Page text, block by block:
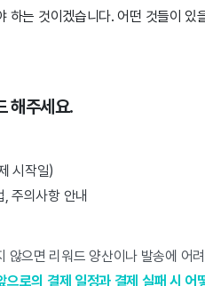
하는 것이겠습니다. 어떤 것들이 있
해주세요.
시작일)
주의사항 안내
으면 리워드 양산이나 발송에 어
으로의 결제 일정과 결제 실패 시 어